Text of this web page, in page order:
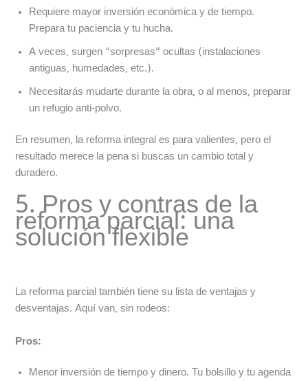
Requiere mayor inversión económica y de tiempo.
Prepara tu paciencia y tu hucha.
A veces, surgen “sorpresas” ocultas (instalaciones
antiguas, humedades, etc.).
Necesitarás mudarte durante la obra, o al menos, preparar
un refugio anti-polvo.
En resumen, la reforma integral es para valientes, pero el
resultado merece la pena si buscas un cambio total y
duradero.
5. Pros y contras de la
reforma parcial: una
solución flexible
La reforma parcial también tiene su lista de ventajas y
desventajas. Aquí van, sin rodeos:
Pros:
Menor inversión de tiempo y dinero. Tu bolsillo y tu agenda